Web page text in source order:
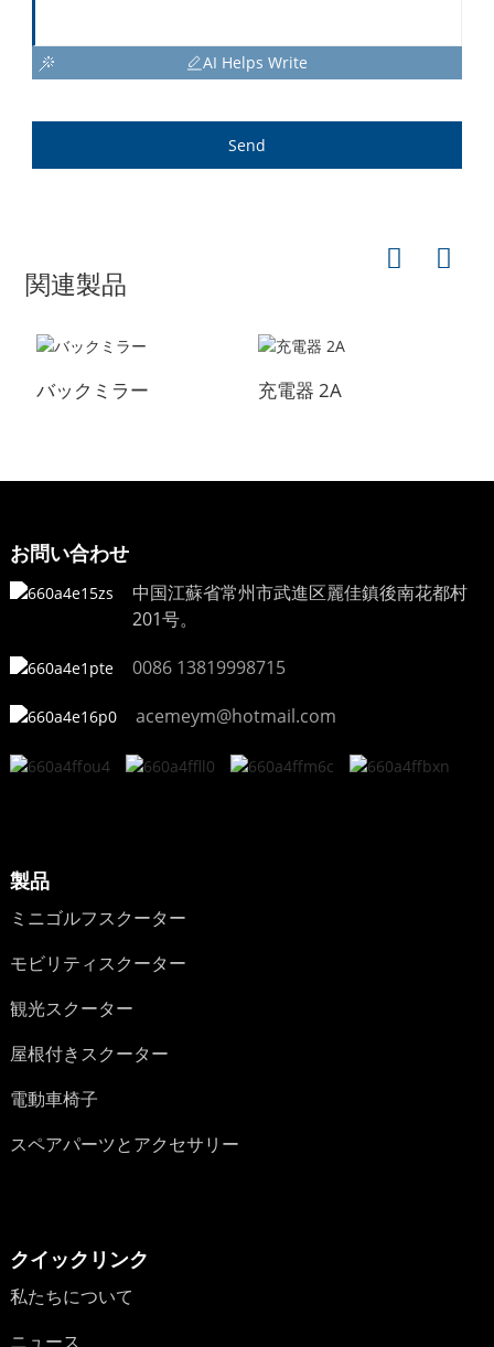
AI Helps Write
Send
関連製品
バックミラー 充電器 2A
お問い合わせ
中国江蘇省常州市武進区麗佳鎮後南花都村
201号。
0086 13819998715
acemeym@hotmail.com
製品
ミニゴルフスクーター
モビリティスクーター
観光スクーター
屋根付きスクーター
電動車椅子
スペアパーツとアクセサリー
クイックリンク
私たちについて
ニュース